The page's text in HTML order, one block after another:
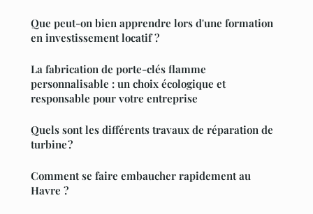
Que peut-on bien apprendre lors d'une formation
en investissement locatif ?
La fabrication de porte-clés flamme
personnalisable : un choix écologique et
responsable pour votre entreprise
Quels sont les différents travaux de réparation de
turbine ?
Comment se faire embaucher rapidement au
Havre ?